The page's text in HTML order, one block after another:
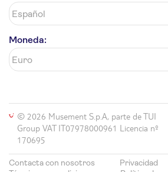
Moneda:
© 2026 Musement S.p.A, parte de TUI
Group VAT IT07978000961 Licencia nº
170695
Contacta con nosotros Privacidad